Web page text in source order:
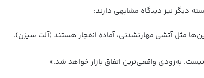
دیگر نیز دیدگاه مشابهی دارند:
مثل آتشی مهارنشدنی، آماده‌ انفجار هستند (آلت سیزن).
به‌زودی واقعی‌ترین اتفاق بازار خواهد شد.»